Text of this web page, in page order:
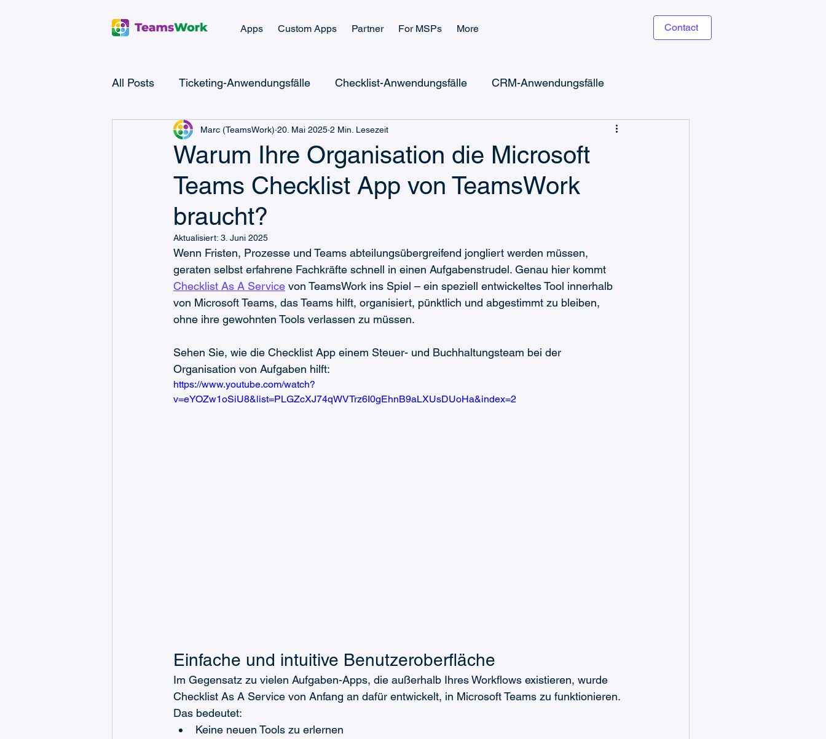
Apps Custom Apps Partner For MSPs More Contact
All Posts Ticketing-Anwendungsfälle Checklist-Anwendungsfälle CRM-Anwendungsfälle
Microsoft Teams Checklist Microsoft Power Automate
Microsoft Power Platform Microsoft Teams Billing Microsoft Teams CRM Microsoft Teams Ticketing
Warum Ihre Organisation die Microsoft
Teams Checklist App von TeamsWork
braucht?
Marc (TeamsWork) 20. Mai 2025 2 Min. Lesezeit
Aktualisiert: 3. Juni 2025
Wenn Fristen, Prozesse und Teams abteilungsübergreifend jongliert werden müssen,
geraten selbst erfahrene Fachkräfte schnell in einen Aufgabenstrudel. Genau hier kommt
Checklist As A Service von TeamsWork ins Spiel – ein speziell entwickeltes Tool innerhalb
von Microsoft Teams, das Teams hilft, organisiert, pünktlich und abgestimmt zu bleiben,
ohne ihre gewohnten Tools verlassen zu müssen.
Sehen Sie, wie die Checklist App einem Steuer- und Buchhaltungsteam bei der
Organisation von Aufgaben hilft:
https://www.youtube.com/watch?
v=eYOZw1oSiU8&list=PLGZcXJ74qWVTrz6I0gEhnB9aLXUsDUoHa&index=2
Einfache und intuitive Benutzeroberfläche
Im Gegensatz zu vielen Aufgaben-Apps, die außerhalb Ihres Workflows existieren, wurde
Checklist As A Service von Anfang an dafür entwickelt, in Microsoft Teams zu funktionieren.
Das bedeutet:
Keine neuen Tools zu erlernen